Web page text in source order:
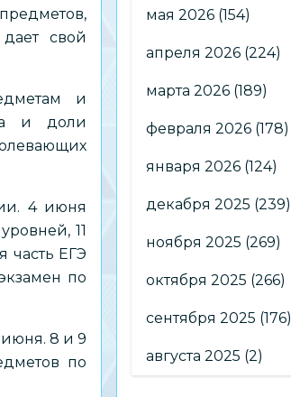
свой
и
и доли
4 июня
11
часть ЕГЭ
по
8 и 9
по
мая 2026 (154)
апреля 2026 (224)
марта 2026 (189)
февраля 2026 (178)
января 2026 (124)
декабря 2025 (239)
ноября 2025 (269)
октября 2025 (266)
сентября 2025 (176)
августа 2025 (2)